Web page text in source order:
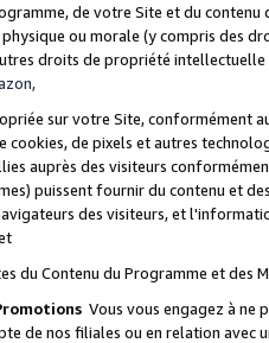
de votre Site et du
ou morale (y compris des
droits de propriété
sur votre Site, conformément
cookies, de pixels et autres
auprès des visiteurs
puissent fournir du contenu et
des visiteurs, et
du Contenu du Programme et des
Vous vous engagez à ne
de nos filiales ou en relation avec